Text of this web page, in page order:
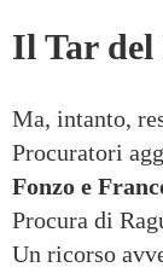
Il Tar del
Ma, intanto,
Procuratori
Fonzo e
Procura di
Un ricorso